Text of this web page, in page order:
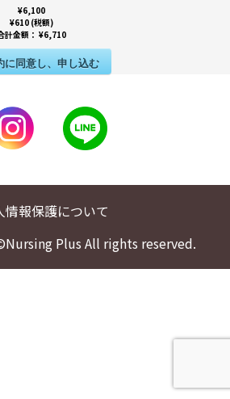
¥6,100
¥610 (税額)
計金額： ¥6,710
に同意し、申し込む
情報保護について
Plus All rights reserved.